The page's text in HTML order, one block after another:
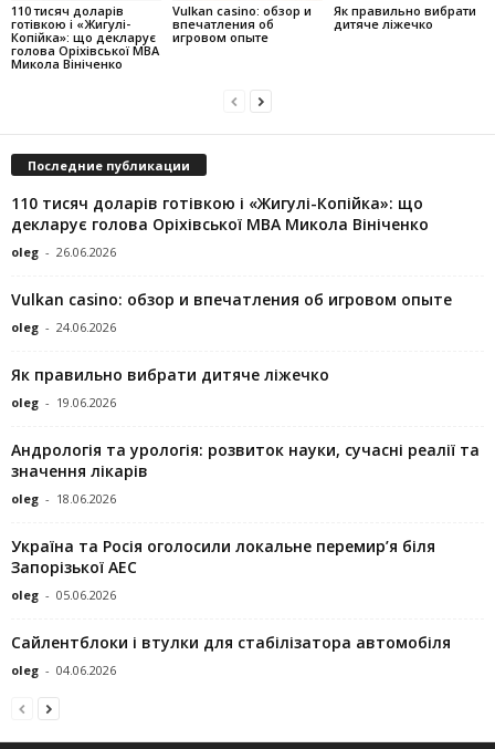
110 тисяч доларів
готівкою і «Жигулі-
Копійка»: що декларує
голова Оріхівської МВА
Микола Вініченко
Vulkan casino: обзор и
впечатления об
игровом опыте
Як правильно вибрати
дитяче ліжечко
Последние публикации
110 тисяч доларів готівкою і «Жигулі-Копійка»: що
декларує голова Оріхівської МВА Микола Вініченко
oleg - 26.06.2026
Vulkan casino: обзор и впечатления об игровом опыте
oleg - 24.06.2026
Як правильно вибрати дитяче ліжечко
oleg - 19.06.2026
Андрологія та урологія: розвиток науки, сучасні реалії та
значення лікарів
oleg - 18.06.2026
Україна та Росія оголосили локальне перемир’я біля
Запорізької АЕС
oleg - 05.06.2026
Сайлентблоки і втулки для стабілізатора автомобіля
oleg - 04.06.2026